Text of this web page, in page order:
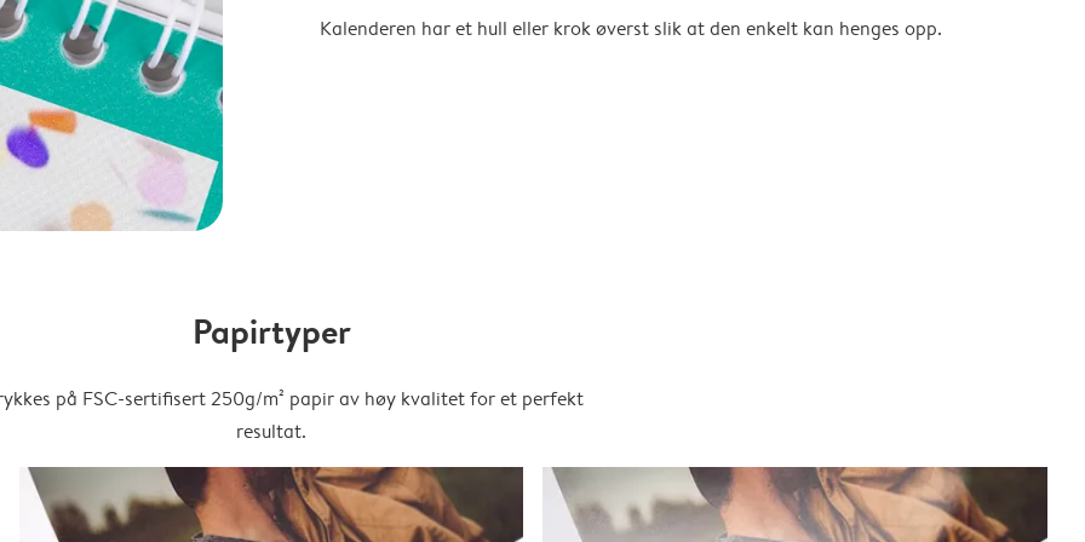
Kalenderen har et hull eller krok øverst slik at den enkelt kan henges opp.
Papirtyper
på FSC-sertifisert 250g/m² papir av høy kvalitet for et perfekt
resultat.